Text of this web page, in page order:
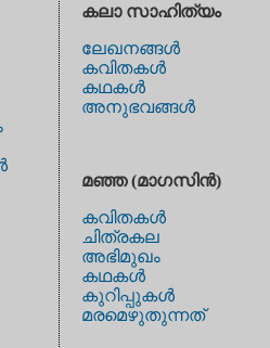
കലാ സാഹിത്യം
ലേഖനങ്ങള്‍
കവിതകള്‍
കഥകള്‍
അനുഭവങ്ങള്‍
മഞ്ഞ (മാഗസിന്‍)
കവിതകള്‍
ചിത്രകല
അഭിമുഖം
കഥകള്‍
കുറിപ്പുകള്‍
മരമെഴുതുന്നത്